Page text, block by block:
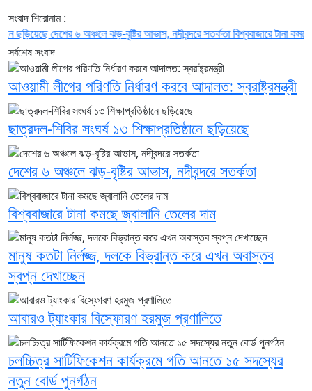
সংবাদ শিরোনাম :
দেশের ৬ অঞ্চলে ঝড়-বৃষ্টির আভাস, নদীবন্দরে সতর্কতাবিশ্ববাজারে টানা কমছে
সর্বশেষ সংবাদ
আওয়ামী লীগের পরিণতি নির্ধারণ করবে আদালত: স্বরাষ্ট্রমন্ত্রী
ছাত্রদল-শিবির সংঘর্ষ ১৩ শিক্ষাপ্রতিষ্ঠানে ছড়িয়েছে
দেশের ৬ অঞ্চলে ঝড়-বৃষ্টির আভাস, নদীবন্দরে সতর্কতা
বিশ্ববাজারে টানা কমছে জ্বালানি তেলের দাম
মানুষ কতটা নির্লজ্জ, দলকে বিভ্রান্ত করে এখন অবাস্তব
স্বপ্ন দেখাচ্ছেন
আবারও ট্যাংকার বিস্ফোরণ হরমুজ প্রণালিতে
চলচ্চিত্র সার্টিফিকেশন কার্যক্রমে গতি আনতে ১৫ সদস্যের
নতুন বোর্ড পুনর্গঠন